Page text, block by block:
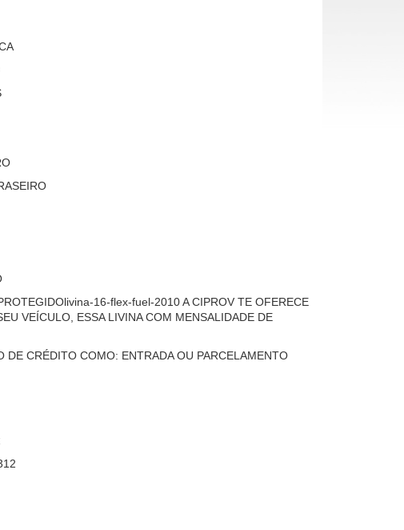
16-flex-fuel-2010 A CIPROV TE OFERECE
VEÍCULO, ESSA LIVINA COM MENSALIDADE DE
DE CRÉDITO COMO: ENTRADA OU PARCELAMENTO